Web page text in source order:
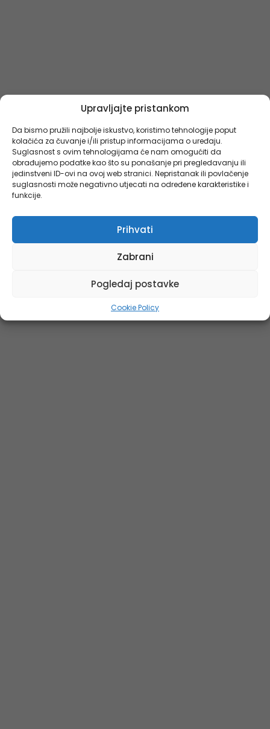
Upravljajte pristankom
Da bismo pružili najbolje iskustvo, koristimo tehnologije poput
kolačića za čuvanje i/ili pristup informacijama o uređaju.
Suglasnost s ovim tehnologijama će nam omogućiti da
obrađujemo podatke kao što su ponašanje pri pregledavanju ili
jedinstveni ID-ovi na ovoj web stranici. Nepristanak ili povlačenje
suglasnosti može negativno utjecati na određene karakteristike i
funkcije.
Prihvati
Zabrani
Pogledaj postavke
Cookie Policy